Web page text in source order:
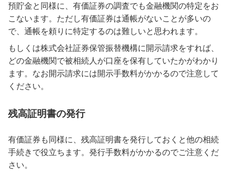
預貯金と同様に、有価証券の調査でも金融機関の特定をお
こないます。ただし有価証券は通帳がないことが多いの
で、通帳を頼りに特定するのは難しいと思われます。
もしくは株式会社証券保管振替機構に開示請求をすれば、
どの金融機関で被相続人が口座を保有していたかがわかり
ます。なお開示請求には開示手数料がかかるので注意して
ください。
残高証明書の発行
有価証券も同様に、残高証明書を発行しておくと他の相続
手続きで役立ちます。発行手数料がかかるのでご注意くだ
さい。